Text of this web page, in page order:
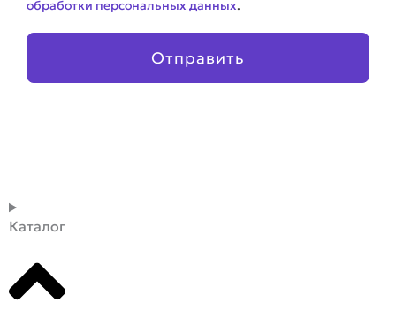
обработки персональных данных.
Отправить
Каталог